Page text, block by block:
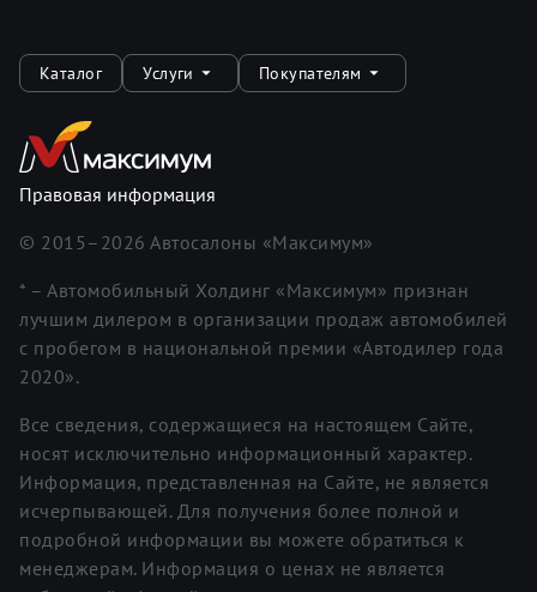
Каталог Услуги Покупателям
Правовая информация
© 2015– 2026 Автосалоны «Максимум»
* – Автомобильный Холдинг «Максимум» признан
лучшим дилером в организации продаж автомобилей
с пробегом в национальной премии «Автодилер года
2020».
Все сведения, содержащиеся на настоящем Сайте,
носят исключительно информационный характер.
Информация, представленная на Сайте, не является
исчерпывающей. Для получения более полной и
подробной информации вы можете обратиться к
менеджерам. Информация о ценах не является